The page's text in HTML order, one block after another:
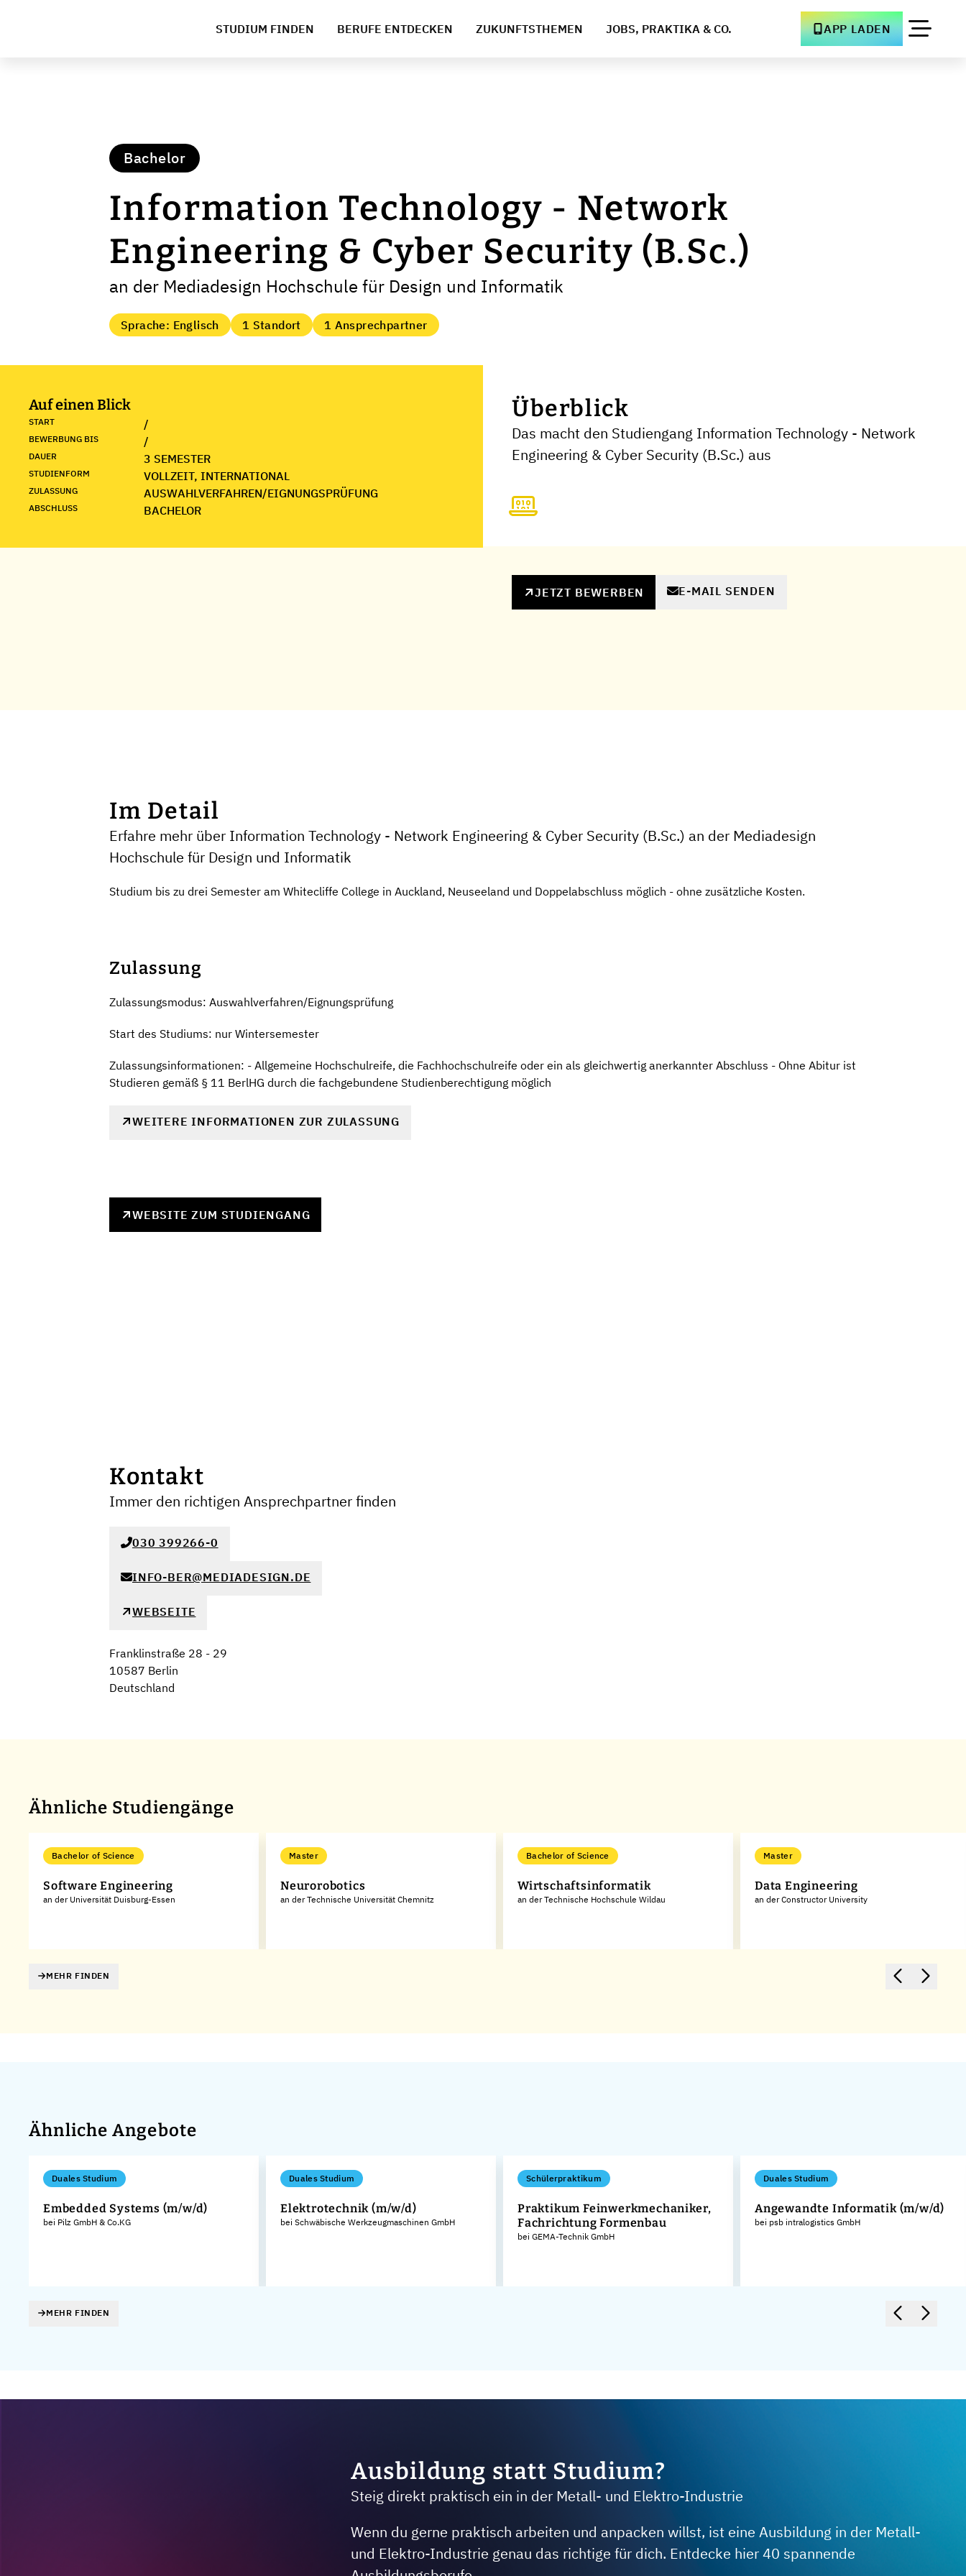
STUDIUM FINDEN BERUFE ENTDECKEN ZUKUNFTSTHEMEN JOBS, PRAKTIKA & CO. APP LADEN
Bachelor
Information Technology - Network
Engineering & Cyber Security (B.Sc.)
an der Mediadesign Hochschule für Design und Informatik
Sprache: Englisch 1 Standort 1 Ansprechpartner
Auf einen Blick
START /
BEWERBUNG BIS /
DAUER 3 SEMESTER
STUDIENFORM VOLLZEIT, INTERNATIONAL
ZULASSUNG AUSWAHLVERFAHREN/EIGNUNGSPRÜFUNG
ABSCHLUSS BACHELOR
Überblick
Das macht den Studiengang Information Technology - Network
Engineering & Cyber Security (B.Sc.) aus
JETZT BEWERBEN E-MAIL SENDEN
Im Detail
Erfahre mehr über Information Technology - Network Engineering & Cyber Security (B.Sc.) an der Mediadesign
Hochschule für Design und Informatik
Studium bis zu drei Semester am Whitecliffe College in Auckland, Neuseeland und Doppelabschluss möglich - ohne zusätzliche Kosten.
Zulassung
Zulassungsmodus: Auswahlverfahren/Eignungsprüfung
Start des Studiums: nur Wintersemester
Zulassungsinformationen: - Allgemeine Hochschulreife, die Fachhochschulreife oder ein als gleichwertig anerkannter Abschluss - Ohne Abitur ist
Studieren gemäß § 11 BerlHG durch die fachgebundene Studienberechtigung möglich
WEITERE INFORMATIONEN ZUR ZULASSUNG
WEBSITE ZUM STUDIENGANG
Kontakt
Immer den richtigen Ansprechpartner finden
030 399266-0
INFO-BER@MEDIADESIGN.DE
WEBSEITE
Franklinstraße 28 - 29
10587 Berlin
Deutschland
Ähnliche Studiengänge
Bachelor of Science
Software Engineering
an der Universität Duisburg-Essen
Master
Neurorobotics
an der Technische Universität Chemnitz
Bachelor of Science
Wirtschaftsinformatik
an der Technische Hochschule Wildau
Master
Data Engineering
an der Constructor University
MEHR FINDEN
Ähnliche Angebote
Duales Studium
Embedded Systems (m/w/d)
bei Pilz GmbH & Co.KG
Duales Studium
Elektrotechnik (m/w/d)
bei Schwäbische Werkzeugmaschinen GmbH
Schülerpraktikum
Praktikum Feinwerkmechaniker,
Fachrichtung Formenbau
bei GEMA-Technik GmbH
Duales Studium
Angewandte Informatik (m/w/d)
bei psb intralogistics GmbH
MEHR FINDEN
Ausbildung statt Studium?
Steig direkt praktisch ein in der Metall- und Elektro-Industrie
Wenn du gerne praktisch arbeiten und anpacken willst, ist eine Ausbildung in der Metall-
und Elektro-Industrie genau das richtige für dich. Entdecke hier 40 spannende